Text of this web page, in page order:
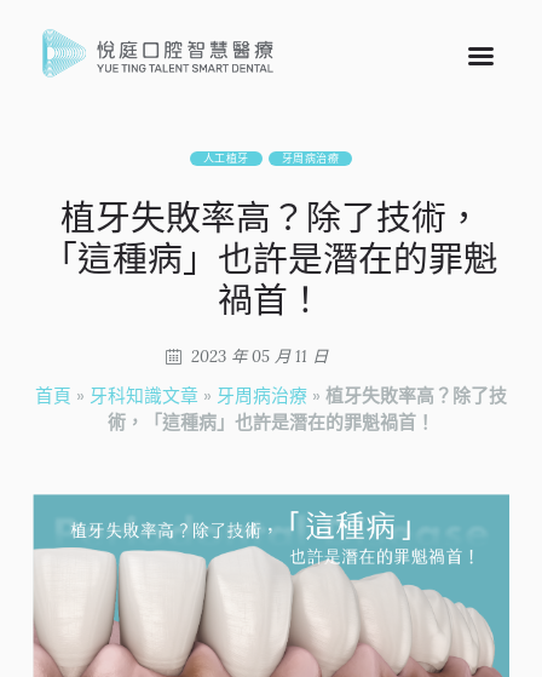
人工植牙 牙周病治療
植牙失敗率高？除了技術，
「這種病」也許是潛在的罪魁
禍首！
2023 年 05 月 11 日
首頁 » 牙科知識文章 » 牙周病治療» 植牙失敗率高？除了技
術，「這種病」也許是潛在的罪魁禍首！